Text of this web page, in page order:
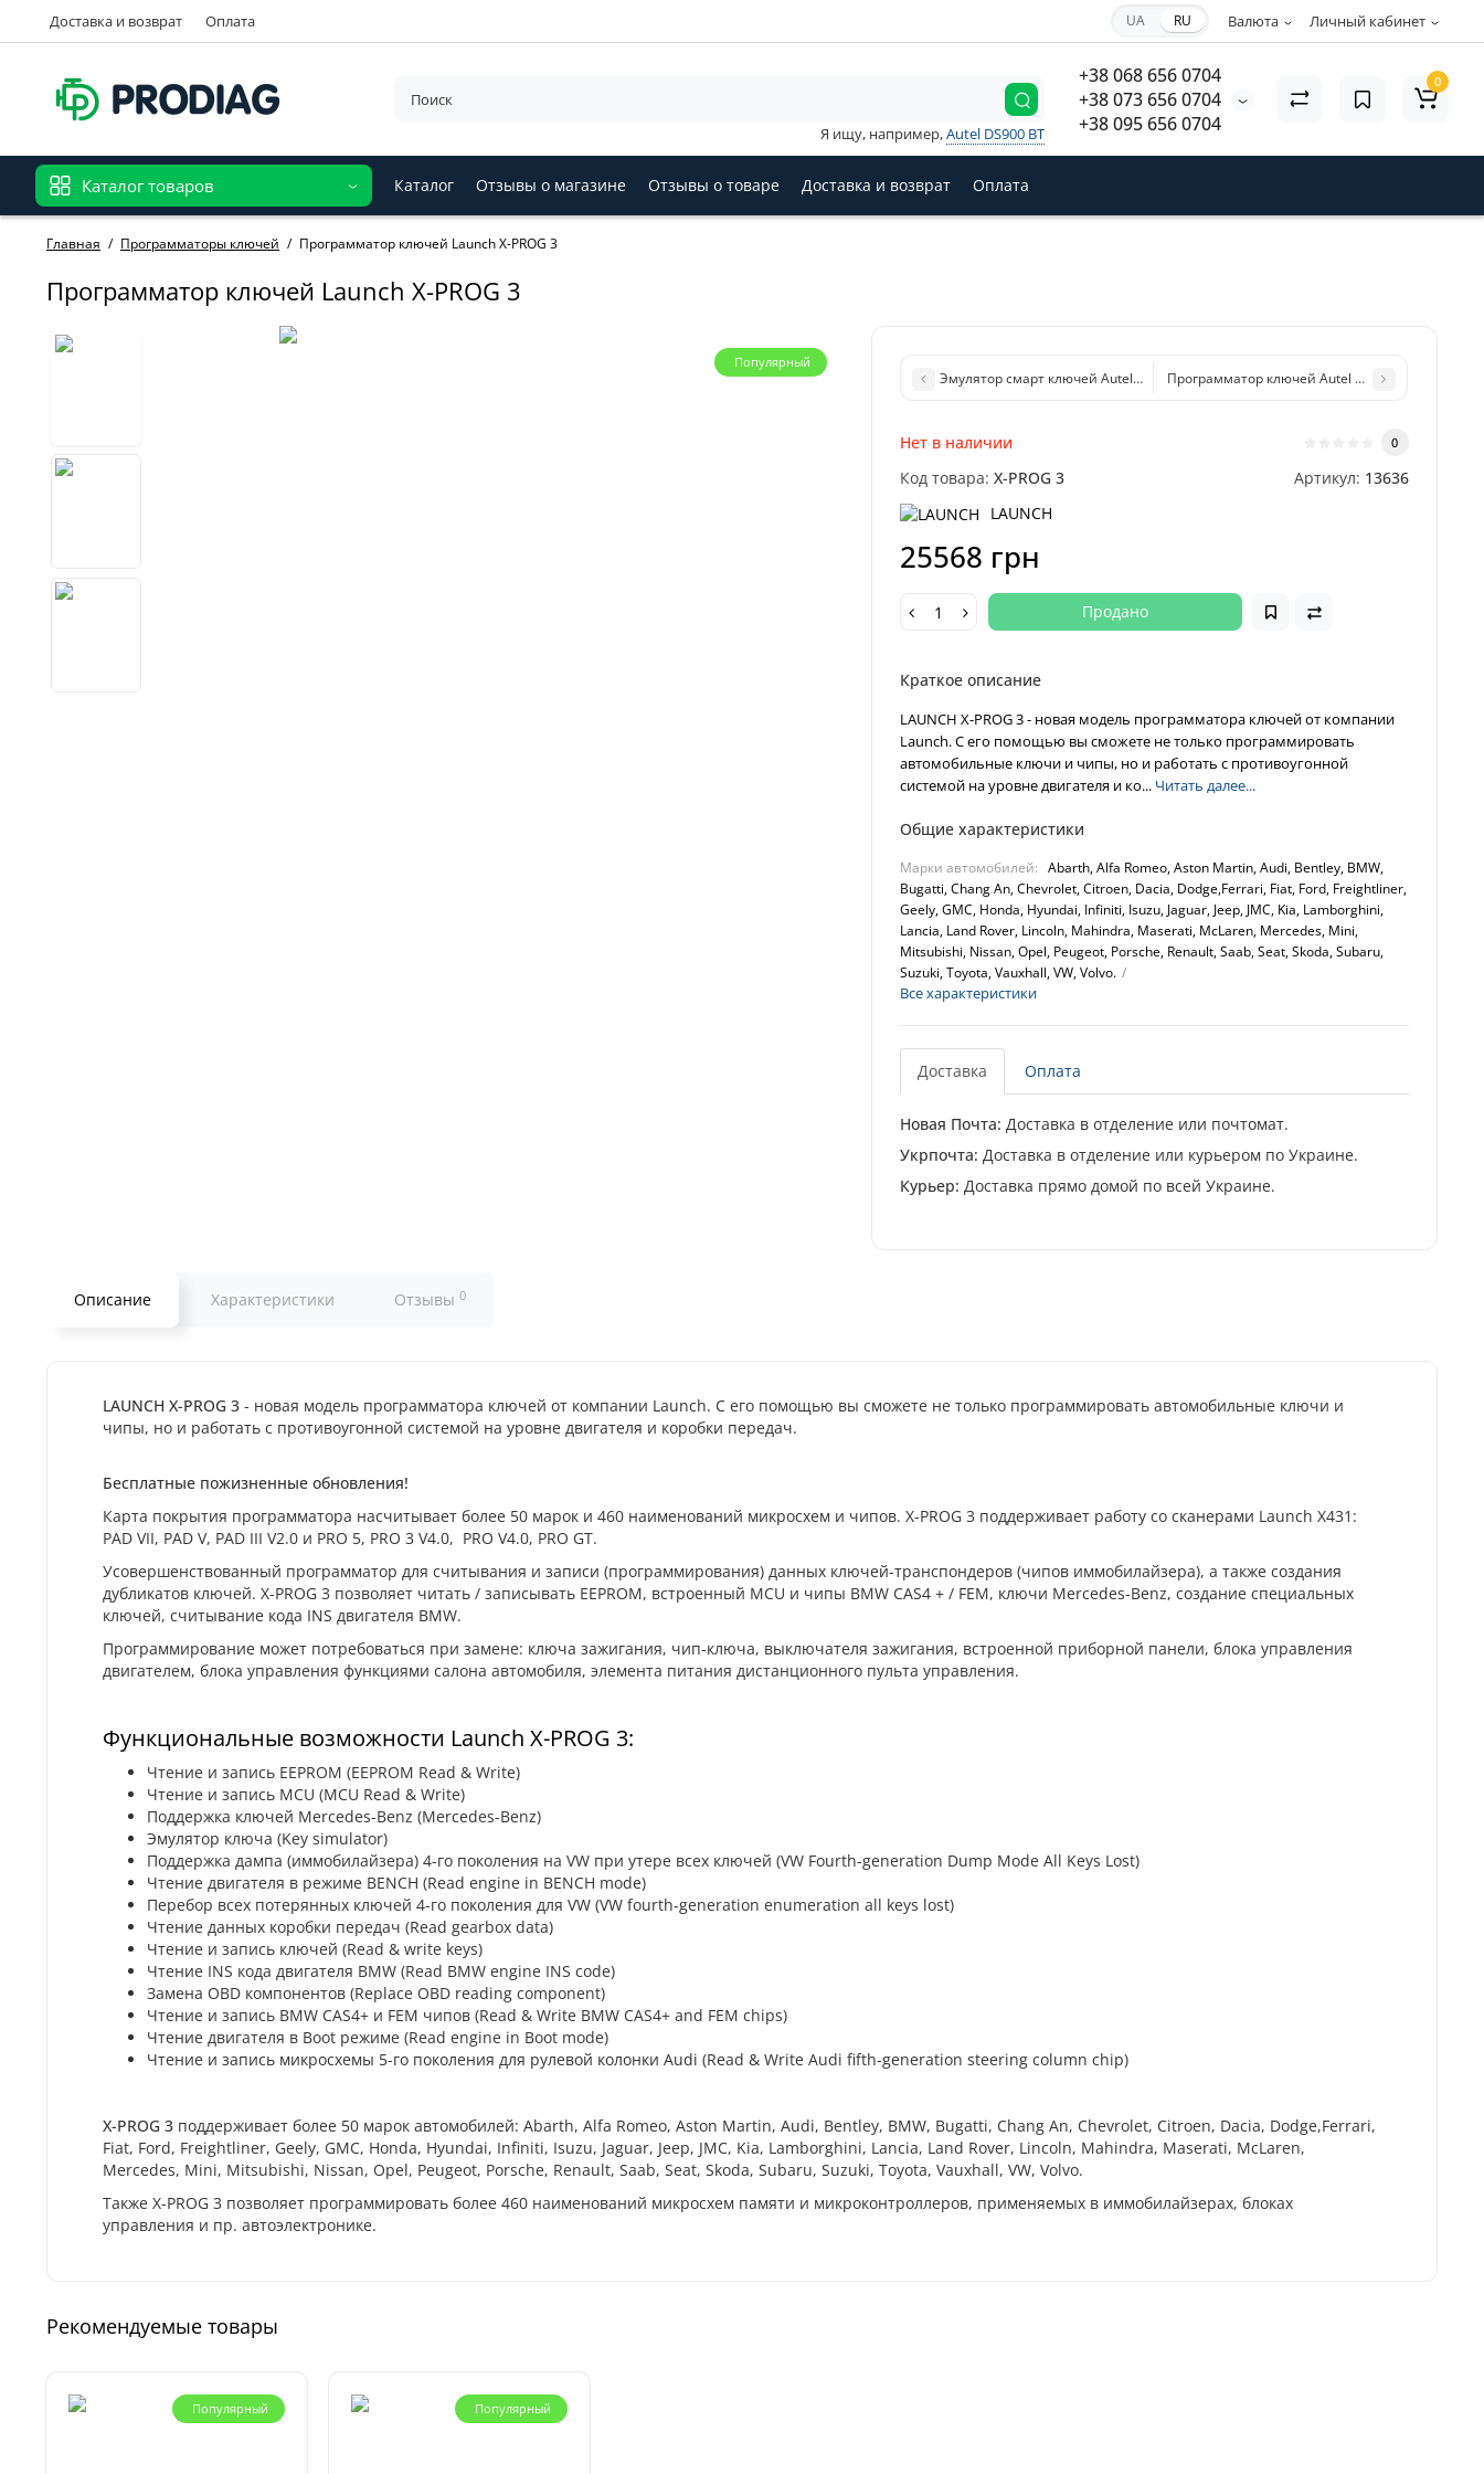
Доставка и возврат Оплата Личный кабинет
Валюта
UA RU
+38 068 656 0704
+38 073 656 0704
+38 095 656 0704
Я ищу, например,Autel DS900 BT
0
Каталог товаров Каталог Отзывы о магазине Отзывы о товаре Доставка и возврат Оплата
Главная Программаторы ключей Программатор ключей Launch X-PROG 3
Программатор ключей Launch X-PROG 3
Популярный
Эмулятор смарт ключей Autel APB112Программатор ключей Autel XP400 PRO
Нет в наличии 0
Код товара: X-PROG 3 Артикул: 13636
LAUNCH
25568 грн
Продано
Краткое описание
LAUNCH X-PROG 3 - новая модель программатора ключей от компании
Launch. С его помощью вы сможете не только программировать
автомобильные ключи и чипы, но и работать с противоугонной
системой на уровне двигателя и ко... Читать далее...
Общие характеристики
Марки автомобилей: Abarth, Alfa Romeo, Aston Martin, Audi, Bentleу, BMW,
Bugatti, Chang An, Chevrolet, Citroen, Dacia, Dodge,Ferrari, Fiat, Ford, Freightliner,
Geelу, GMC, Honda, Hуundai, Infiniti, Isuzu, Jaguar, Jeep, JMC, Kia, Lamborghini,
Lancia, Land Rover, Lincoln, Mahindra, Maserati, McLaren, Mercedes, Mini,
Mitsubishi, Nissan, Opel, Peugeot, Porsche, Renault, Saab, Seat, Skoda, Subaru,
Suzuki, Toуota, Vauxhall, VW, Volvo.
Все характеристики
Доставка Оплата
Новая Почта: Доставка в отделение или почтомат.
Укрпочта: Доставка в отделение или курьером по Украине.
Курьер: Доставка прямо домой по всей Украине.
Описание Характеристики Отзывы 0
LAUNCH X-PROG 3 - новая модель программатора ключей от компании Launch. С его помощью вы сможете не только программировать автомобильные ключи и
чипы, но и работать с противоугонной системой на уровне двигателя и коробки передач.
Бесплатные пожизненные обновления!
Карта покрытия программатора насчитывает более 50 марок и 460 наименований микросхем и чипов. X-PROG 3 поддерживает работу со сканерами Launch X431:
PAD VII, PAD V, PAD III V2.0 и PRO 5, PRO 3 V4.0, PRO V4.0, PRO GT.
Усовершенствованный программатор для считывания и записи (программирования) данных ключей-транспондеров (чипов иммобилайзера), а также создания
дубликатов ключей. X-PROG 3 позволяет читать / записывать EEPROM, встроенный MCU и чипы BMW CAS4 + / FEM, ключи Mercedes-Benz, создание специальных
ключей, считывание кода INS двигателя BMW.
Программирование может потребоваться при замене: ключа зажигания, чип-ключа, выключателя зажигания, встроенной приборной панели, блока управления
двигателем, блока управления функциями салона автомобиля, элемента питания дистанционного пульта управления.
Функциональные возможности Launch X-PROG 3:
Чтение и запись EEPROM (EEPROM Read & Write)
Чтение и запись MCU (MCU Read & Write)
Поддержка ключей Mercedes-Benz (Mercedes-Benz)
Эмулятор ключа (Key simulator)
Поддержка дампа (иммобилайзера) 4-го поколения на VW при утере всех ключей (VW Fourth-generation Dump Mode All Keys Lost)
Чтение двигателя в режиме BENCH (Read engine in BENCH mode)
Перебор всех потерянных ключей 4-го поколения для VW (VW fourth-generation enumeration all keys lost)
Чтение данных коробки передач (Read gearbox data)
Чтение и запись ключей (Read & write keys)
Чтение INS кода двигателя BMW (Read BMW engine INS code)
Замена OBD компонентов (Replace OBD reading component)
Чтение и запись BMW CAS4+ и FEM чипов (Read & Write BMW CAS4+ and FEM chips)
Чтение двигателя в Boot режиме (Read engine in Boot mode)
Чтение и запись микросхемы 5-го поколения для рулевой колонки Audi (Read & Write Audi fifth-generation steering column chip)
X-PROG 3 поддерживает более 50 марок автомобилей: Abarth, Alfa Romeo, Aston Martin, Audi, Bentley, BMW, Bugatti, Chang An, Chevrolet, Citroen, Dacia, Dodge,Ferrari,
Fiat, Ford, Freightliner, Geely, GMC, Honda, Hyundai, Infiniti, Isuzu, Jaguar, Jeep, JMC, Kia, Lamborghini, Lancia, Land Rover, Lincoln, Mahindra, Maserati, McLaren,
Mercedes, Mini, Mitsubishi, Nissan, Opel, Peugeot, Porsche, Renault, Saab, Seat, Skoda, Subaru, Suzuki, Toyota, Vauxhall, VW, Volvo.
Также X-PROG 3 позволяет программировать более 460 наименований микросхем памяти и микроконтроллеров, применяемых в иммобилайзерах, блоках
управления и пр. автоэлектронике.
Рекомендуемые товары
Популярный Популярный